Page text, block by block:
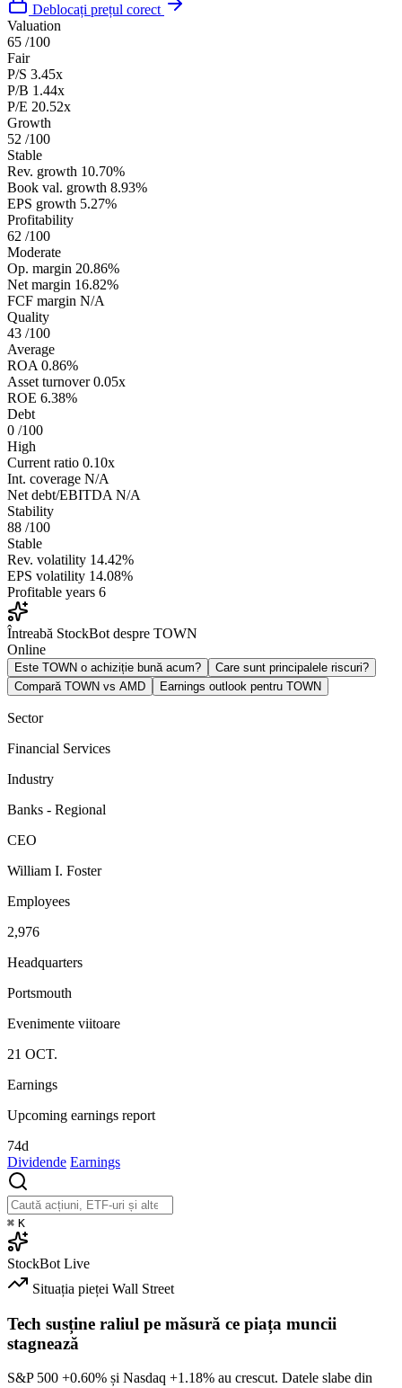
Deblocați prețul corect
Valuation
65 /100
Fair
P/S 3.45x
P/B 1.44x
P/E 20.52x
Growth
52 /100
Stable
Rev. growth 10.70%
Book val. growth 8.93%
EPS growth 5.27%
Profitability
62 /100
Moderate
Op. margin 20.86%
Net margin 16.82%
FCF margin N/A
Quality
43 /100
Average
ROA 0.86%
Asset turnover 0.05x
ROE 6.38%
Debt
0 /100
High
Current ratio 0.10x
Int. coverage N/A
Net debt/EBITDA N/A
Stability
88 /100
Stable
Rev. volatility 14.42%
EPS volatility 14.08%
Profitable years 6
Întreabă StockBot despre TOWN
Online
Este TOWN o achiziție bună acum?
Care sunt principalele riscuri?
Compară TOWN vs AMD
Earnings outlook pentru TOWN
Sector
Financial Services
Industry
Banks - Regional
CEO
William I. Foster
Employees
2,976
Headquarters
Portsmouth
Evenimente viitoare
21 OCT.
Earnings
Upcoming earnings report
74d
Dividende Earnings
⌘ K
StockBot Live
Situația pieței Wall Street
Tech susține raliul pe măsură ce piața muncii
stagnează
S&P 500 +0.60% și Nasdaq +1.18% au crescut. Datele slabe din